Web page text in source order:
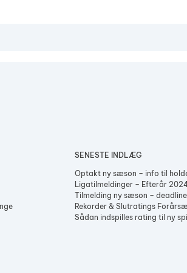
SENESTE INDLÆG
Optakt ny sæson – info til
Ligatilmeldinger – Efterår
Tilmelding ny sæson –
Rekorder & Slutratings
Sådan indspilles rating til ny